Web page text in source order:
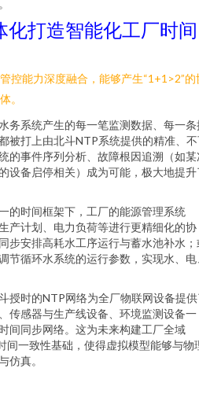
化打造智能化工厂时间
控能力深度融合，能够产生“1+1>2”的
。
务系统产生的每一笔监测数据、每一
被打上由北斗NTP系统提供的精准、
的事件序列分析、故障根因追溯（如某
设备启停相关）成为可能，极大地提升
的时间框架下，工厂的能源管理系统
产计划、电力负荷等进行更精细化的协
步安排高耗水工序运行与蓄水池补水；
节循环水系统的运行参数，实现水、电
授时的NTP网络为全厂物联网设备提
传感器与生产线设备、环境监测设备一
间同步网络。这为未来构建工厂全域
间一致性基础，使得虚拟模型能够与物
仿真。